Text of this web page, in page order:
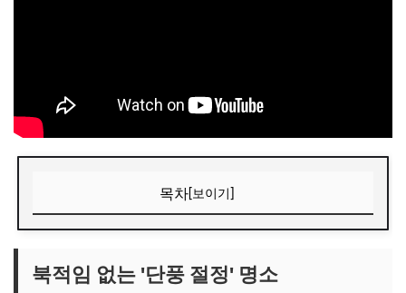
목차[보이기]
강원도 평창 오대산 선재길: 숲길을 따라 걷는 가을 감성 트
레킹
북적임 없는 '단풍 절정' 명소